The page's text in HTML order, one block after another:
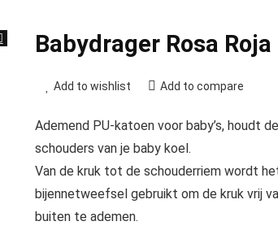
Babydrager Rosa Roja
Add to wishlist Add to compare
Ademend PU-katoen voor baby’s, houdt
schouders van je baby koel.
Van de kruk tot de schouderriem wordt
bijennetweefsel gebruikt om de kruk vrij
buiten te ademen.